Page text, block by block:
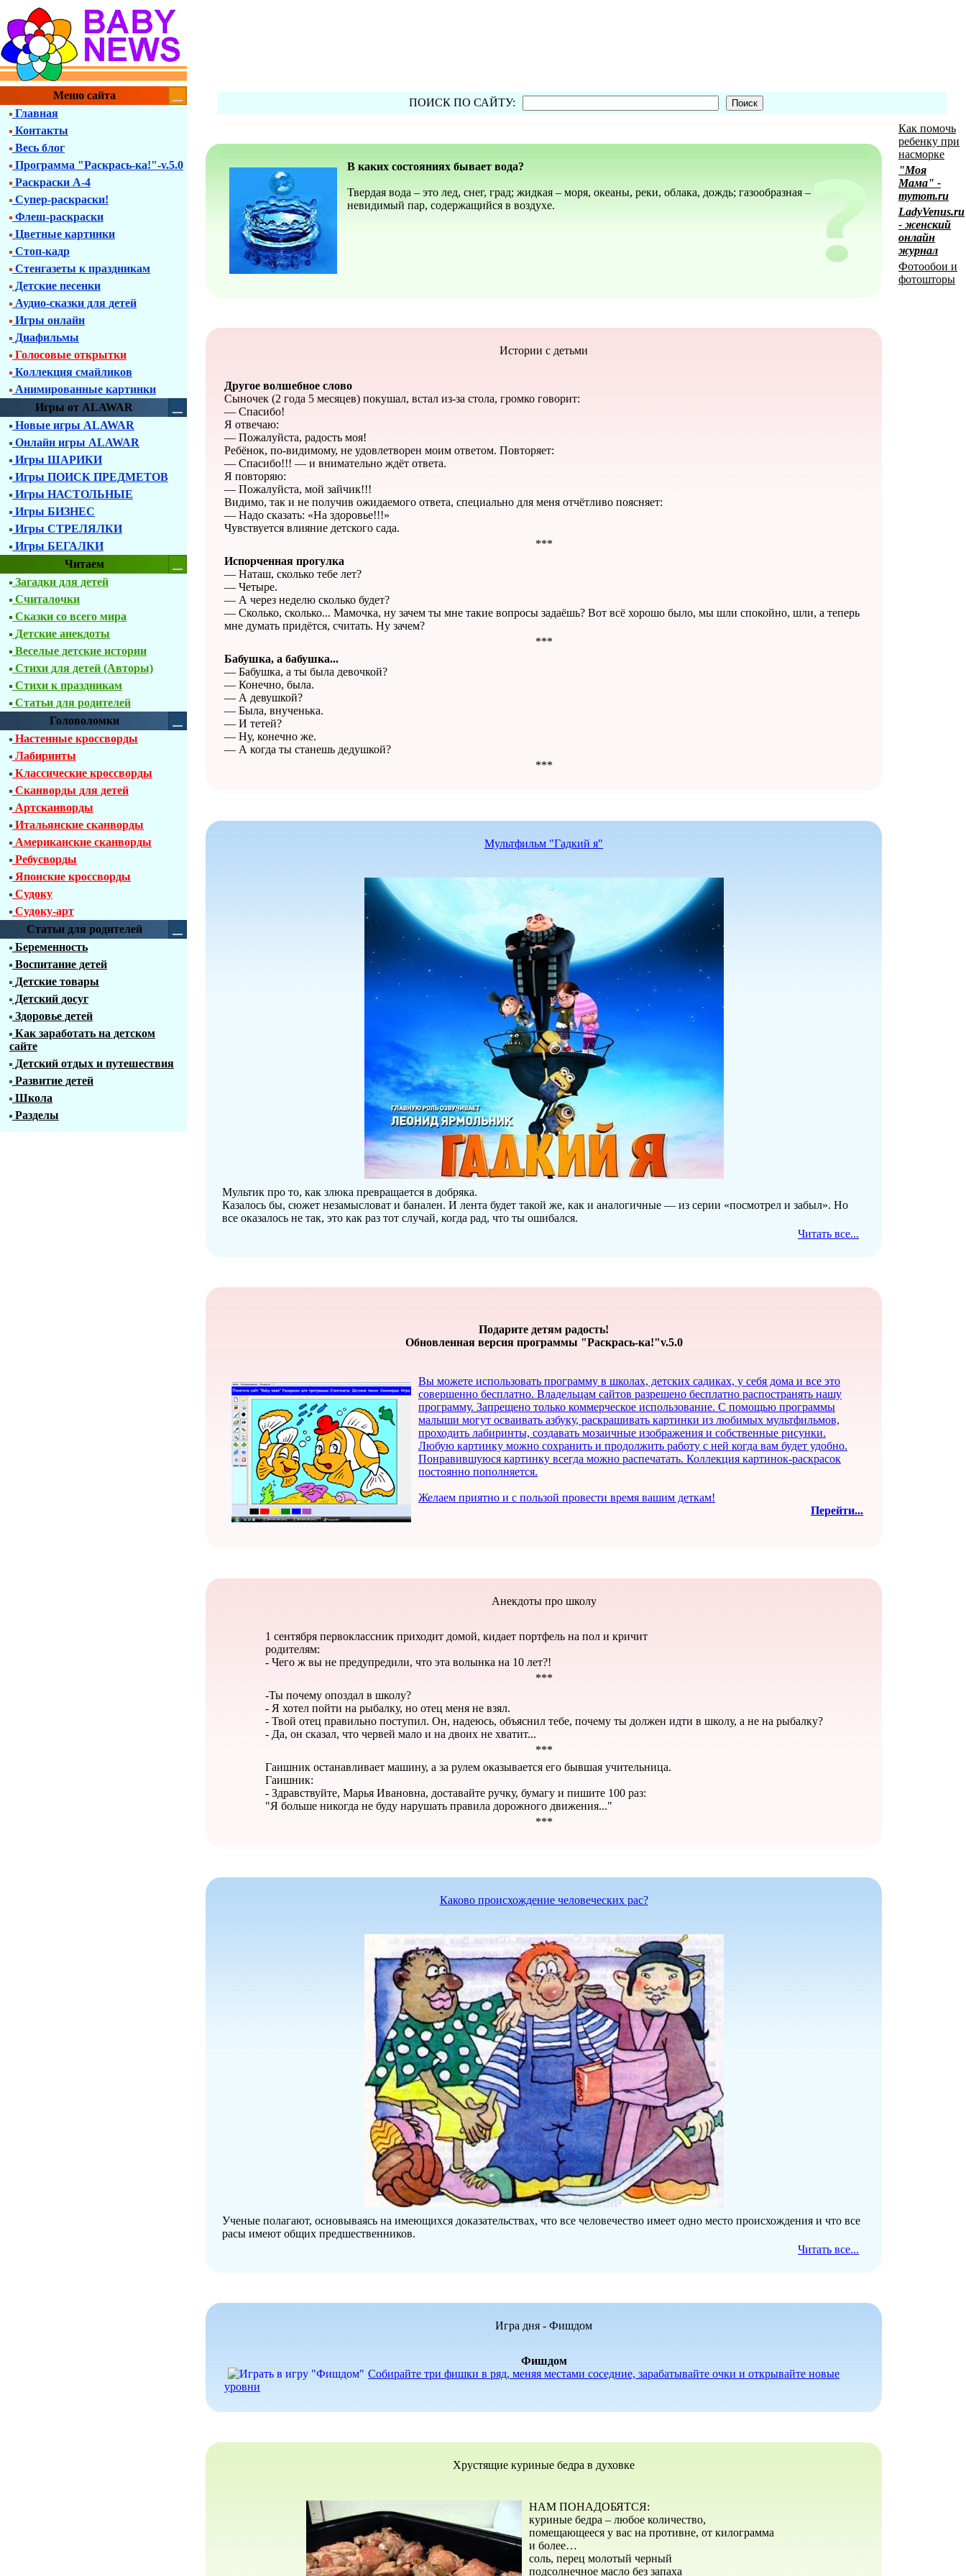
Меню сайта
Главная
Контакты
Весь блог
Программа "Раскрась-ка!"-v.5.0
Раскраски А-4
Супер-раскраски!
Флеш-раскраски
Цветные картинки
Стоп-кадр
Стенгазеты к праздникам
Детские песенки
Аудио-сказки для детей
Игры онлайн
Диафильмы
Голосовые открытки
Коллекция смайликов
Анимированные картинки
Игры от ALAWAR
Новые игры ALAWAR
Онлайн игры ALAWAR
Игры ШАРИКИ
Игры ПОИСК ПРЕДМЕТОВ
Игры НАСТОЛЬНЫЕ
Игры БИЗНЕС
Игры СТРЕЛЯЛКИ
Игры БЕГАЛКИ
Читаем
Загадки для детей
Считалочки
Сказки со всего мира
Детские анекдоты
Веселые детские истории
Стихи для детей (Авторы)
Стихи к праздникам
Статьи для родителей
Головоломки
Настенные кроссворды
Лабиринты
Классические кроссворды
Сканворды для детей
Артсканворды
Итальянские сканворды
Американские сканворды
Ребусворды
Японские кроссворды
Судоку
Судоку-арт
Статьи для родителей
Беременность
Воспитание детей
Детские товары
Детский досуг
Здоровье детей
Как заработать на детском
сайте
Детский отдых и путешествия
Развитие детей
Школа
Разделы
ПОИСК ПО САЙТУ:
В каких состояниях бывает вода?
Твердая вода – это лед, снег, град; жидкая – моря, океаны, реки, облака, дождь; газообразная –
невидимый пар, содержащийся в воздухе.
Истории с детьми
Другое волшебное слово
Сыночек (2 года 5 месяцев) покушал, встал из-за стола, громко говорит:
— Спасибо!
Я отвечаю:
— Пожалуйста, радость моя!
Ребёнок, по-видимому, не удовлетворен моим ответом. Повторяет:
— Спасибо!!! — и внимательно ждёт ответа.
Я повторяю:
— Пожалуйста, мой зайчик!!!
Видимо, так и не получив ожидаемого ответа, специально для меня отчётливо поясняет:
— Надо сказать: «На здоровье!!!»
Чувствуется влияние детского сада.
***
Испорченная прогулка
— Наташ, сколько тебе лет?
— Четыре.
— А через неделю сколько будет?
— Сколько, сколько... Мамочка, ну зачем ты мне такие вопросы задаёшь? Вот всё хорошо было, мы шли спокойно, шли, а теперь
мне думать придётся, считать. Ну зачем?
***
Бабушка, а бабушка...
— Бабушка, а ты была девочкой?
— Конечно, была.
— А девушкой?
— Была, внученька.
— И тетей?
— Ну, конечно же.
— А когда ты станешь дедушкой?
***
Мультфильм "Гадкий я"
Мультик про то, как злюка превращается в добряка.
Казалось бы, сюжет незамысловат и банален. И лента будет такой же, как и аналогичные — из серии «посмотрел и забыл». Но
все оказалось не так, это как раз тот случай, когда рад, что ты ошибался.
Читать все...
Подарите детям радость!
Обновленная версия программы "Раскрась-ка!"v.5.0
Вы можете использовать программу в школах, детских садиках, у себя дома и все это
совершенно бесплатно. Владельцам сайтов разрешено бесплатно распостранять нашу
программу. Запрещено только коммерческое использование. С помощью программы
малыши могут осваивать азбуку, раскрашивать картинки из любимых мультфильмов,
проходить лабиринты, создавать мозаичные изображения и собственные рисунки.
Любую картинку можно сохранить и продолжить работу с ней когда вам будет удобно.
Понравившуюся картинку всегда можно распечатать. Коллекция картинок-раскрасок
постоянно пополняется.
Желаем приятно и с пользой провести время вашим деткам!
Перейти...
Анекдоты про школу
1 сентября первоклассник приходит домой, кидает портфель на пол и кричит
родителям:
- Чего ж вы не предупредили, что эта волынка на 10 лет?!
***
-Ты почему опоздал в школу?
- Я хотел пойти на рыбалку, но отец меня не взял.
- Твой отец правильно поступил. Он, надеюсь, объяснил тебе, почему ты должен идти в школу, а не на рыбалку?
- Да, он сказал, что червей мало и на двоих не хватит...
***
Гаишник останавливает машину, а за рулем оказывается его бывшая учительница.
Гаишник:
- Здравствуйте, Марья Ивановна, доставайте ручку, бумагу и пишите 100 раз:
"Я больше никогда не буду нарушать правила дорожного движения..."
***
Каково происхождение человеческих рас?
Ученые полагают, основываясь на имеющихся доказательствах, что все человечество имеет одно место происхождения и что все
расы имеют общих предшественников.
Читать все...
Игра дня - Фишдом
Фишдом
Собирайте три фишки в ряд, меняя местами соседние, зарабатывайте очки и открывайте новые
уровни
Хрустящие куриные бедра в духовке
НАМ ПОНАДОБЯТСЯ:
куриные бедра – любое количество,
помещающееся у вас на противне, от килограмма
и более…
соль, перец молотый черный
подсолнечное масло без запаха
Как помочь
ребенку при
насморке
"Моя
Мама" -
mymom.ru
LadyVenus.ru
- женский
онлайн
журнал
Фотообои и
фотошторы